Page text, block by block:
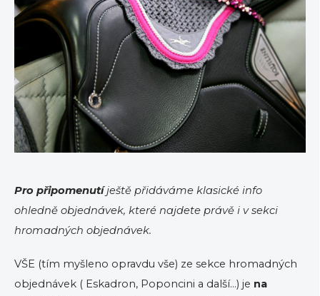
Pro připomenutíještě přidáváme klasické info
ohledně objednávek, které najdete právě i v sekci
hromadných objednávek.
VŠE (tím myšleno opravdu vše) ze sekce hromadných
objednávek ( Eskadron, Poponcini a další...) je na